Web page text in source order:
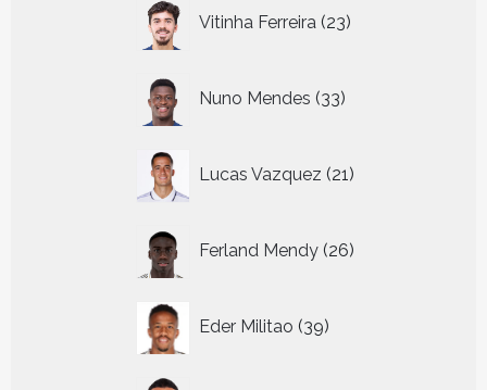
Vitinha Ferreira 23
producten
Nuno Mendes 33
producten
Lucas Vazquez 21
producten
Ferland Mendy 26
producten
Eder Militao 39
producten